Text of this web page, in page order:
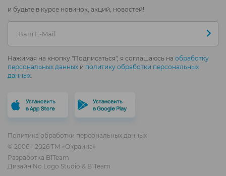
и будьте в курсе новинок, акций, новостей!
Нажимая на кнопку "Подписаться", я соглашаюсь на обработку
персональных данных и политику обработки персональных
данных
Политика обработки персональных данных
© 2006 - 2026 ТМ «Окраина»
Разработка B1Team
Дизайн No Logo Studio & B1Team